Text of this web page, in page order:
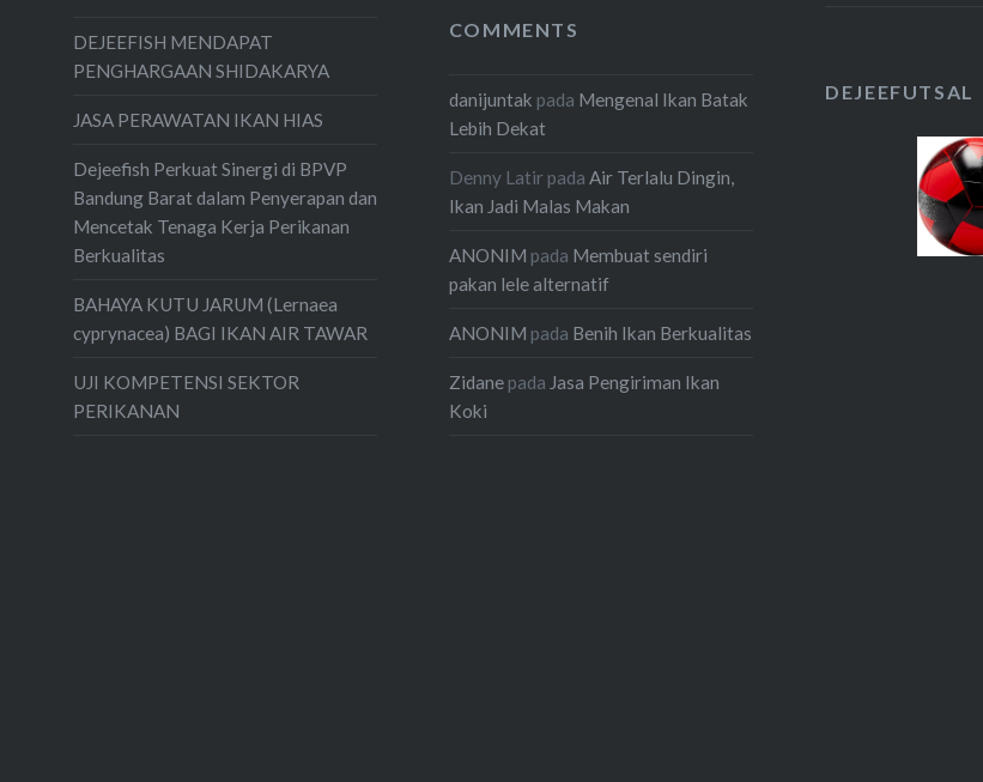
DEJEEFISH MENDAPAT
PENGHARGAAN SHIDAKARYA
JASA PERAWATAN IKAN HIAS
Dejeefish Perkuat Sinergi di BPVP
Bandung Barat dalam Penyerapan dan
Mencetak Tenaga Kerja Perikanan
Berkualitas
BAHAYA KUTU JARUM (Lernaea
cyprynacea) BAGI IKAN AIR TAWAR
UJI KOMPETENSI SEKTOR
PERIKANAN
COMMENTS
danijuntak pada Mengenal Ikan Batak
Lebih Dekat
Denny Latir pada Air Terlalu Dingin,
Ikan Jadi Malas Makan
ANONIM pada Membuat sendiri
pakan lele alternatif
ANONIM pada Benih Ikan Berkualitas
Zidanepada Jasa Pengiriman Ikan
Koki
DEJEEFUTSAL